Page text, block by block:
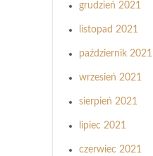
grudzień 2021
listopad 2021
październik 2021
wrzesień 2021
sierpień 2021
lipiec 2021
czerwiec 2021